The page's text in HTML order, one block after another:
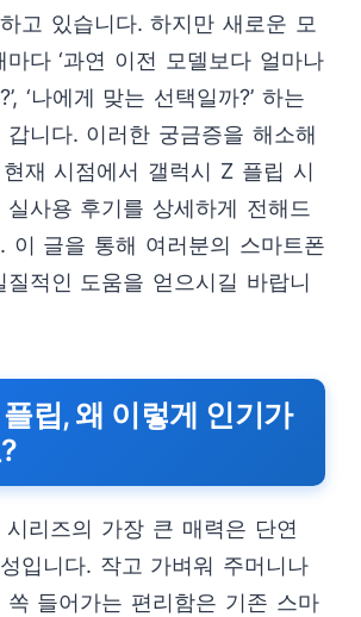
고 있습니다. 하지만 새로운 모
다 ‘과연 이전 모델보다 얼마나
‘나에게 맞는 선택일까?’ 하는
갑니다. 이러한 궁금증을 해소해
재 시점에서 갤럭시 Z 플립 시
사용 후기를 상세하게 전해드
이 글을 통해 여러분의 스마트폰
적인 도움을 얻으시길 바랍니
립, 왜 이렇게 인기가
리즈의 가장 큰 매력은 단연
입니다. 작고 가벼워 주머니나
쏙 들어가는 편리함은 기존 스마